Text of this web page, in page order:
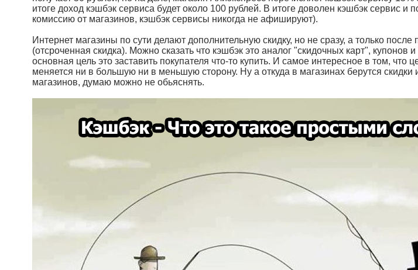
итоге доход кэшбэк сервиса будет около 100 рублей. В итоге доволен кэшбэк сервис и
комиссию от магазинов, кэшбэк сервисы никогда не афишируют).
Интернет магазины по сути делают дополнительную скидку, но не сразу, а только после
(отсроченная скидка). Можно сказать что кэшбэк это аналог "скидочных карт", купонов
основная цель это заставить покупателя что-то купить. И самое интересное в том, что
меняется ни в большую ни в меньшую сторону. Ну а откуда в магазинах берутся скидки
магазинов, думаю можно не обьяснять.